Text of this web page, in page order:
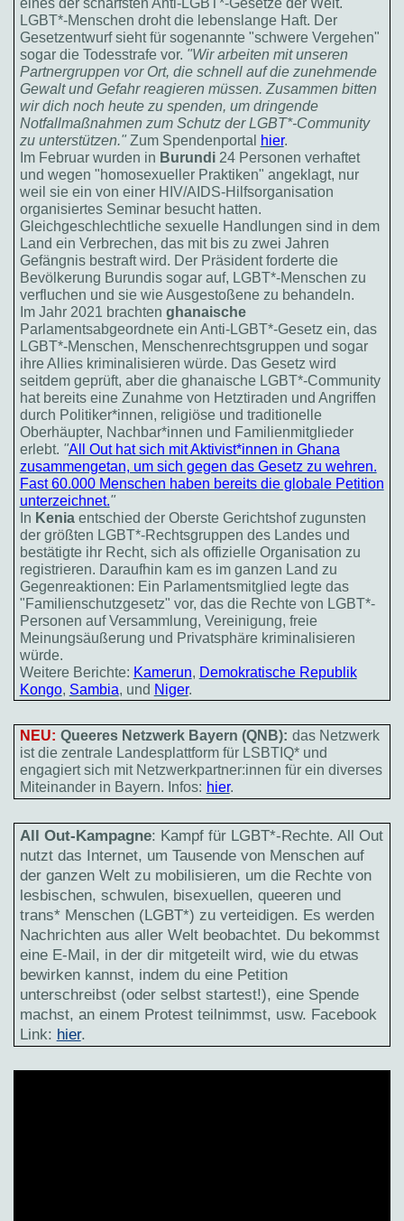
eines der schärfsten Anti-LGBT*-Gesetze der Welt.
LGBT*-Menschen droht die lebenslange Haft. Der
Gesetzentwurf sieht für sogenannte "schwere Vergehen"
sogar die Todesstrafe vor. "Wir arbeiten mit unseren
Partnergruppen vor Ort, die schnell auf die zunehmende
Gewalt und Gefahr reagieren müssen. Zusammen bitten
wir dich noch heute zu spenden, um dringende
Notfallmaßnahmen zum Schutz der LGBT*-Community
zu unterstützen."Zum Spendenportal hier.
Im Februar wurden in Burundi24 Personen verhaftet
und wegen "homosexueller Praktiken" angeklagt, nur
weil sie ein von einer HIV/AIDS-Hilfsorganisation
organisiertes Seminar besucht hatten.
Gleichgeschlechtliche sexuelle Handlungen sind in dem
Land ein Verbrechen, das mit bis zu zwei Jahren
Gefängnis bestraft wird. Der Präsident forderte die
Bevölkerung Burundis sogar auf, LGBT*-Menschen zu
verfluchen und sie wie Ausgestoßene zu behandeln.
Im Jahr 2021 brachten ghanaische
Parlamentsabgeordnete ein Anti-LGBT*-Gesetz ein, das
LGBT*-Menschen, Menschenrechtsgruppen und sogar
ihre Allies kriminalisieren würde. Das Gesetz wird
seitdem geprüft, aber die ghanaische LGBT*-Community
hat bereits eine Zunahme von Hetztiraden und Angriffen
durch Politiker*innen, religiöse und traditionelle
Oberhäupter, Nachbar*innen und Familienmitglieder
erlebt. "All Out hat sich mit Aktivist*innen in Ghana
zusammengetan, um sich gegen das Gesetz zu wehren.
Fast 60.000 Menschen haben bereits die globale Petition
unterzeichnet."
In Keniaentschied der Oberste Gerichtshof zugunsten
der größten LGBT*-Rechtsgruppen des Landes und
bestätigte ihr Recht, sich als offizielle Organisation zu
registrieren. Daraufhin kam es im ganzen Land zu
Gegenreaktionen: Ein Parlamentsmitglied legte das
"Familienschutzgesetz" vor, das die Rechte von LGBT*-
Personen auf Versammlung, Vereinigung, freie
Meinungsäußerung und Privatsphäre kriminalisieren
würde.
Weitere Berichte: Kamerun, Demokratische Republik
Kongo, Sambia, und Niger.
NEU: Queeres Netzwerk Bayern (QNB): das Netzwerk
ist die zentrale Landesplattform für LSBTIQ* und
engagiert sich mit Netzwerkpartner:innen für ein diverses
Miteinander in Bayern. Infos: hier.
All Out-Kampagne: Kampf für LGBT*-Rechte. All Out
nutzt das Internet, um Tausende von Menschen auf
der ganzen Welt zu mobilisieren, um die Rechte von
lesbischen, schwulen, bisexuellen, queeren und
trans* Menschen (LGBT*) zu verteidigen. Es werden
Nachrichten aus aller Welt beobachtet. Du bekommst
eine E-Mail, in der dir mitgeteilt wird, wie du etwas
bewirken kannst, indem du eine Petition
unterschreibst (oder selbst startest!), eine Spende
machst, an einem Protest teilnimmst, usw. Facebook
Link: hier.